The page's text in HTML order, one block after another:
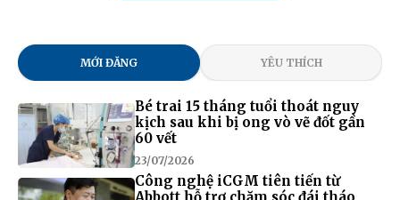
MỚI ĐĂNG YÊU THÍCH
Bé trai 15 tháng tuổi thoát nguy
kịch sau khi bị ong vò vẽ đốt gần
60 vết
23/07/2026
Công nghệ iCGM tiên tiến từ
Abbott hỗ trợ chăm sóc đái tháo